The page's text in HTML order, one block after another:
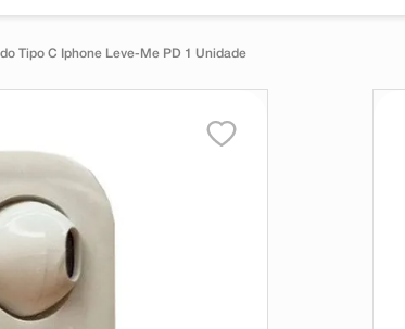
Tipo C Iphone Leve-Me PD 1 Unidade